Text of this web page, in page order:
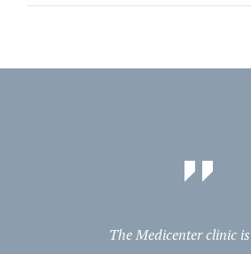
The Medicenter clinic